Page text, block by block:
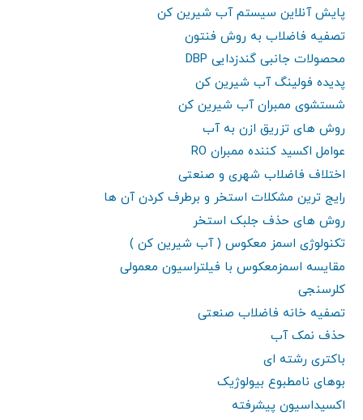
پایش آنلاین سیستم آب شیرین کن
تصفیه فاضلاب به روش فنتون
محصولات جانبی گندزدایی DBP
پدیده فولینگ آب شیرین کن
شستشوی ممبران آب شیرین کن
روش های تزریق ازن به آب
عوامل اکسید کننده ممبران RO
اختلاف فاضلاب شهری و صنعتی
رایج ترین مشکلات استخر و برطرف کردن آن ها
روش های حذف جلبک استخر
تکنولوژی اسمز معکوس ( آب شیرین کن )
مقایسه اسمزمعکوس با فیلتراسیون معمولی
کلرسنجی
تصفیه خانه فاضلاب صنعتی
حذف نمک آب
باکتری رشته ای
بوهای نامطبوع بیولوژیک
اکسیداسیون پیشرفته